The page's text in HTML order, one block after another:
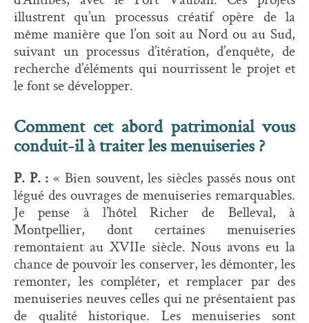
illustrent qu’un processus créatif opère de la
même manière que l’on soit au Nord ou au Sud,
suivant un processus d’itération, d’enquête, de
recherche d’éléments qui nourrissent le projet et
le font se développer.
Comment cet abord patrimonial vous
conduit-il à traiter les menuiseries ?
P. P. : « Bien souvent, les siècles passés nous ont
légué des ouvrages de menuiseries remarquables.
Je pense à l’hôtel Richer de Belleval, à
Montpellier, dont certaines menuiseries
remontaient au XVIIe siècle. Nous avons eu la
chance de pouvoir les conserver, les démonter, les
remonter, les compléter, et remplacer par des
menuiseries neuves celles qui ne présentaient pas
de qualité historique. Les menuiseries sont